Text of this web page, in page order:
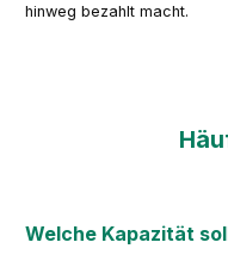
hinweg bezahlt macht.
Welche Kapazität